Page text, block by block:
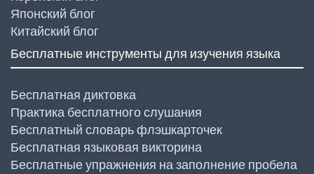
Японский блог
Китайский блог
Бесплатные инструменты для изучения языка
Бесплатная диктовка
Практика бесплатного слушания
Бесплатный словарь флэшкарточек
Бесплатная языковая викторина
Бесплатные упражнения на заполнение пробела